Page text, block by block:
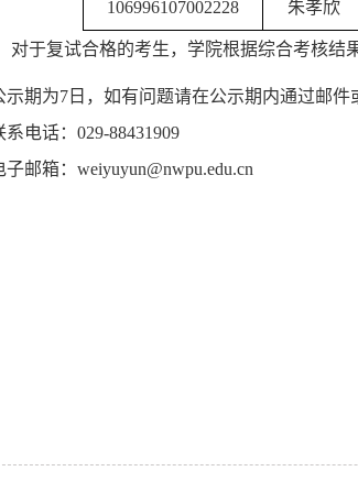
106996107002228 朱孝欣
对于复试合格的考生，学院根据综合考核结
示期为7日，如有问题请在公示期内通过邮件
系电话：029-88431909
子邮箱：weiyuyun@nwpu.edu.cn